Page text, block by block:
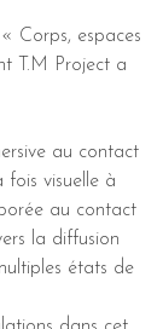
Corps, espaces
T.M Project a
au contact
fois visuelle à
au contact
la diffusion
états de